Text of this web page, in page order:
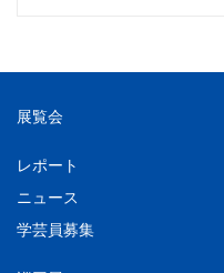
展覧会
レポート
ニュース
学芸員募集